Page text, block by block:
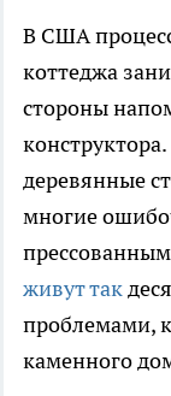
В США
коттеджа
стороны
деревянные
многие
живут так
проблемами,
каменного